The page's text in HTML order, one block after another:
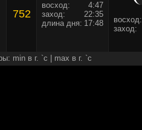
752
восход:
4:47
заход:
22:35
длина дня: 17:48 восход:
заход:
min в г. `c | max в г. `c